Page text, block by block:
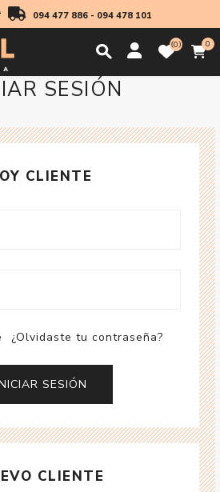
094 477 886- 094 478 101
0 0
SESIÓN
CLIENTE
¿Olvidaste tu contraseña?
CLIENTE